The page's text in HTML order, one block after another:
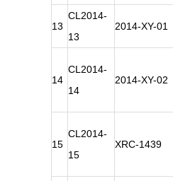
13
CL2014-
13
2014-XY-01
14
CL2014-
14
2014-XY-02
15
CL2014-
15
XRC-1439